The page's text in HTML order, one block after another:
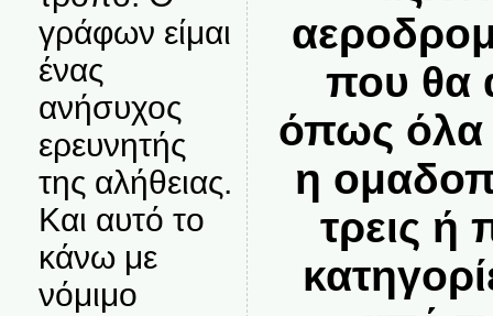
γράφων είμαι
ένας
ανήσυχος
ερευνητής
της αλήθειας.
Και αυτό το
κάνω με
νόμιμο
που θα
όπως όλα
η
τρεις ή